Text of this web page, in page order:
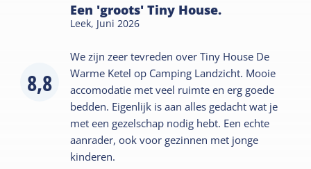
8,8
Een 'groots' Tiny House.
Leek, Juni 2026
We zijn zeer tevreden over Tiny House De
Warme Ketel op Camping Landzicht. Mooie
accomodatie met veel ruimte en erg goede
bedden. Eigenlijk is aan alles gedacht wat je
met een gezelschap nodig hebt. Een echte
aanrader, ook voor gezinnen met jonge
kinderen.